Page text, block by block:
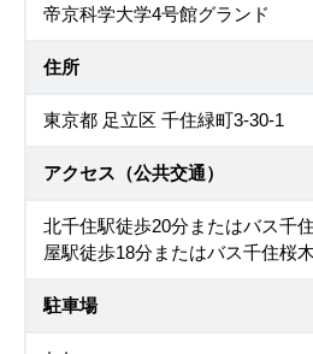
帝京科学大学4号館グランド
住所
東京都 足立区 千住緑町3-30-1
アクセス（公共交通）
北千住駅徒歩20分またはバス千
屋駅徒歩18分またはバス千住桜
駐車場